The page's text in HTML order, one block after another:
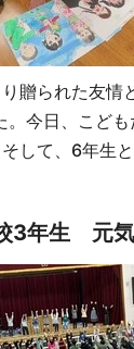
贈られた友
今日、こど
して、6年生
年生 元気